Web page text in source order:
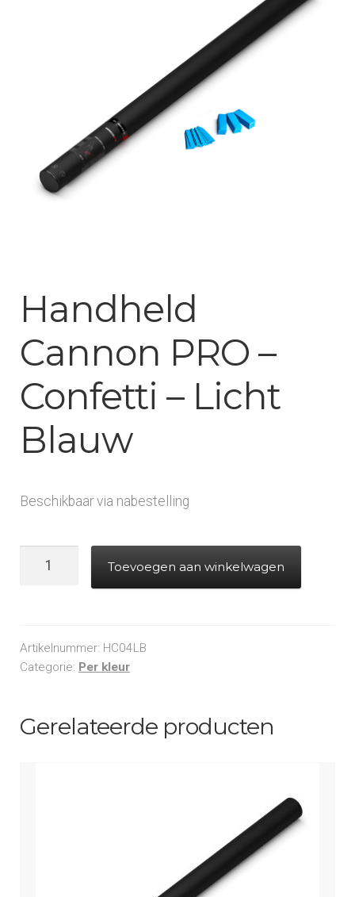
Handheld
Cannon PRO –
Confetti – Licht
Blauw
Beschikbaar via nabestelling
Confetti
-
aantal
Toevoegen aan winkelwagen
Artikelnummer: HC04LB
Categorie: Per kleur
Gerelateerde producten